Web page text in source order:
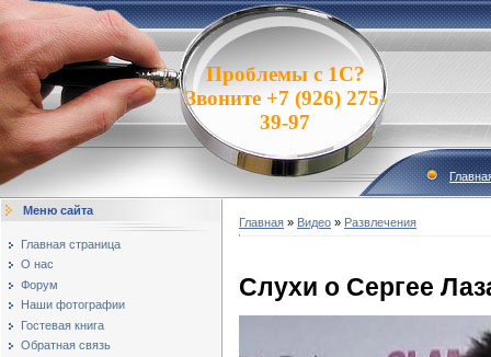
Проблемы с 1С?
Звоните +7 (926) 275-
39-97
Меню сайта
Главная страница
О нас
Форум
Наши фотографии
Гостевая книга
Обратная связь
Главная » Видео » Развлечения
Слухи о Сергее